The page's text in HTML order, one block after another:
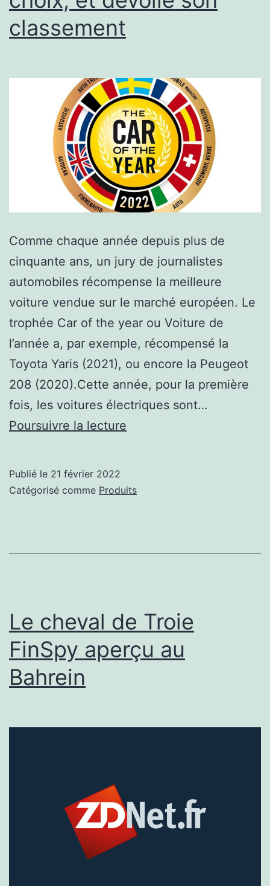
classement
Comme chaque année depuis plus de
cinquante ans, un jury de journalistes
automobiles récompense la meilleure
voiture vendue sur le marché européen. Le
trophée Car of the year ou Voiture de
l’année a, par exemple, récompensé la
Toyota Yaris (2021), ou encore la Peugeot
208 (2020).Cette année, pour la première
fois, les voitures électriques sont…
Poursuivre la lecture
fait
Publié le 21 février 2022
Catégorisé comme Produits
Le cheval de Troie
FinSpy aperçu au
Bahrein